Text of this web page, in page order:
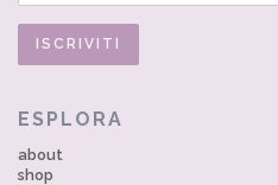
ESPLORA
about
shop